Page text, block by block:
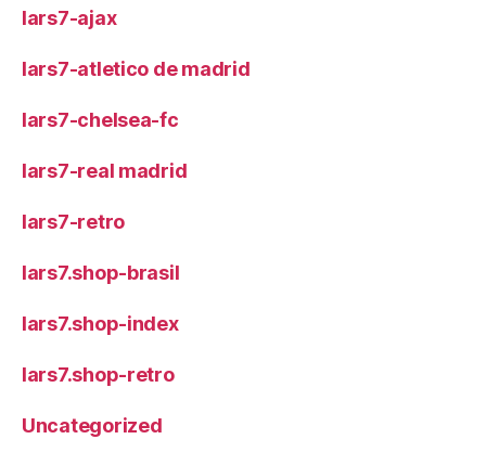
lars7-ajax
lars7-atletico de madrid
lars7-chelsea-fc
lars7-real madrid
lars7-retro
lars7.shop-brasil
lars7.shop-index
lars7.shop-retro
Uncategorized